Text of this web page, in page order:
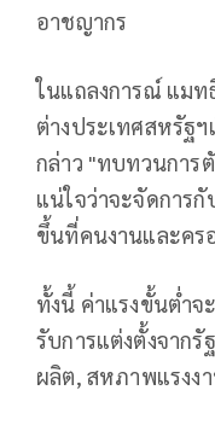
อาชญากร
ในแถลงการณ์ แมท
ต่างประเทศสหรัฐ
กล่าว "ทบทวนการ
แน่ใจว่าจะจัดการ
ขึ้นที่คนงานและคร
ทั้งนี้ ค่าแรงขั้นต่ำ
รับการแต่งตั้งจาก
ผลิต, สหภาพแรงง